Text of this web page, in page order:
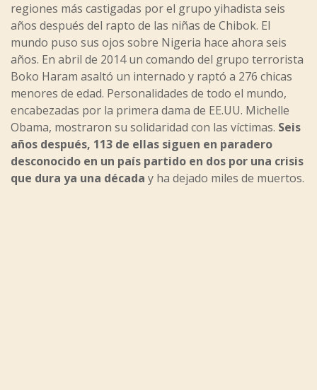
regiones más castigadas por el grupo yihadista seis
años después del rapto de las niñas de Chibok. El
mundo puso sus ojos sobre Nigeria hace ahora seis
años. En abril de 2014 un comando del grupo terrorista
Boko Haram asaltó un internado y raptó a 276 chicas
menores de edad. Personalidades de todo el mundo,
encabezadas por la primera dama de EE.UU. Michelle
Obama, mostraron su solidaridad con las víctimas. Seis
años después, 113 de ellas siguen en paradero
desconocido en un país partido en dos por una crisis
que dura ya una década y ha dejado miles de muertos.